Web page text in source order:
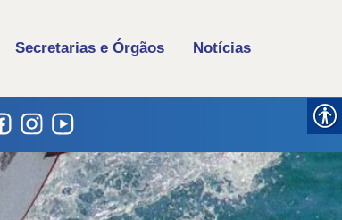
Secretarias e Órgãos Notícias